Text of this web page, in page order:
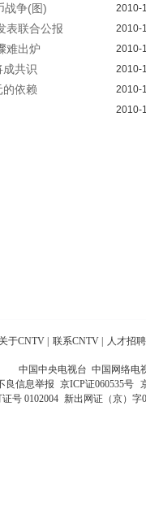
战争(图)
2010-
表联合公报 2010-
难出炉 2010-
成共识 2010-
依赖 2010-
2010-
关于CNTV | 联系CNTV | 人才招聘
中国中央电视台 中国网络电
良信息举报 京ICP证060535号
号 0102004 新出网证（京）